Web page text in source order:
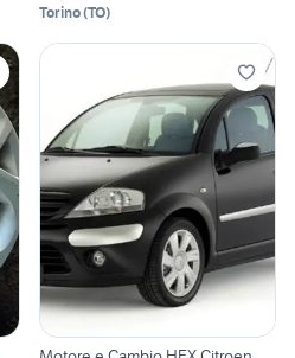
Torino(TO)